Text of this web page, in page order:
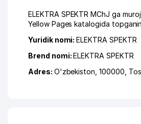
ELEKTRA SPEKTR MChJ ga
Yellow Pages katalogida
Yuridik nomi:ELEKTRA SPEKTR
Brend nomi:ELEKTRA SPEKTR
Adres: O'zbekiston, 100000,